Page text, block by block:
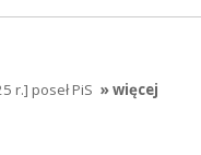
r.] poseł PiS » więcej